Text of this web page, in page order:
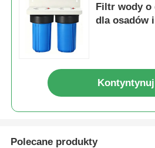
Filtr wody o
dla osadów
Kontyntynuj
Polecane produkty